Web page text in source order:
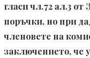
гласи чл.72 ал.3
поръчки, но при
членовете на
заключението, че